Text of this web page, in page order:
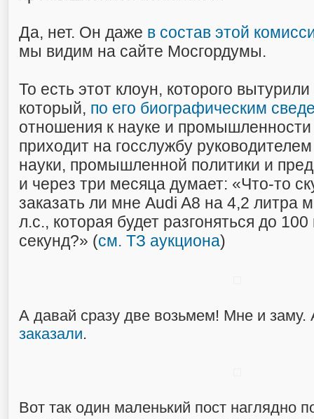
Да, нет. Он даже в состав этой
мы видим на сайте Мосгордумы.
То есть этот клоун, которого
который, по его биографическим
отношения к науке и промышленности
приходит на госслужбу
науки, промышленной политики и
и через три месяца думает: «Что-то
заказать ли мне Audi A8 на 4,2 литра
л.с., которая будет разгоняться до
секунд?» (см. ТЗ аукциона)
А давай сразу две возьмем! Мне и
заказали.
Вот так один маленький пост наглядно